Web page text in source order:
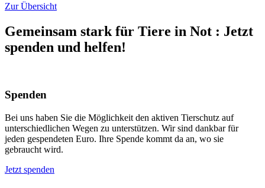
Zur Übersicht
Gemeinsam stark für Tiere in Not : Jetzt
spenden und helfen!
Spenden
Bei uns haben Sie die Möglichkeit den aktiven Tierschutz auf
unterschiedlichen Wegen zu unterstützen. Wir sind dankbar für
jeden gespendeten Euro. Ihre Spende kommt da an, wo sie
gebraucht wird.
Jetzt spenden